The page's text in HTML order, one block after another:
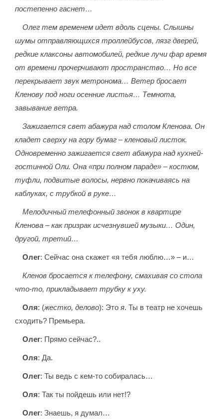
постепенно гаснет…
Олег тем временем идет вдоль сцены. Слышны
шумы отправляющихся троллейбусов, лязг дверей,
редкие клаксоны автомобилей, редкие лучи фар время
от времени прочерчивают пространство… Но все
перекрывает звук метронома… Ветер бросает
Кленову под ноги осенние листья… Темнота,
завывание ветра.
Зажигается свет абажура над столом Кленова. Он
кладет сверху на гору бумаг – кленовый листок.
Одновременно зажигается свет абажура над кухней-
гостинной Оли. Она «при полном параде» – костюм,
туфли, подвитые волосы, нервно покачиваясь на
каблуках, с трубкой в руке…
Мелодичный телефонный звонок в квартире
Кленова – как призрак исчезнувшей музыки… Один,
другой, третий…
Олег: Сейчас она скажет «я тебя люблю…» – и…
Кленов бросается к телефону, смахивая со стола
что-то, прикладывает трубку к уху.
Оля: (жестко, делово): Это я. Ты в театр не хочешь
сходить? Премьера.
Олег: Прямо сейчас?..
Оля: Да.
Олег: Ты ведь с кем-то собиралась…
Оля: Так ты пойдешь или нет!?
Олег: Знаешь, я думал…